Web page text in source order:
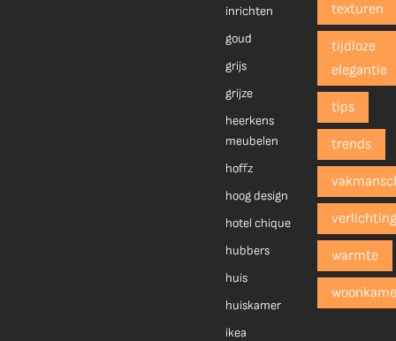
inrichten
goud
grijs
grijze
heerkens
meubelen
hoffz
hoog design
hotel chique
hubbers
huis
huiskamer
ikea
texturen
tijdloze
elegantie
tips
trends
warmte